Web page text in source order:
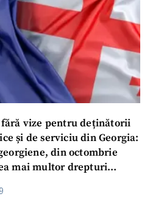
vize pentru deținătorii
și de serviciu din Georgia:
din octombrie
mai multor drepturi